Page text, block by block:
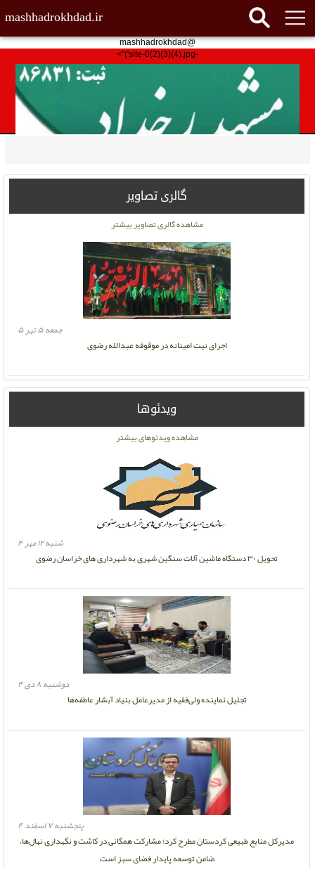
@mashhadrokhdad
mashhadrokhdad.ir
-site-0(2)(3)(4).jpg')">
گالری تصاویر
اجرای نیت امینانه در موقوفه عبدالله رضوی
جمعه ۵ تیر ۵
مشاهده گالری تصاویر بیشتر
ویدئوها
مدیرکل منابع طبیعی کردستان مطرح کرد؛ مشارکت همگانی در کاشت و نگهداری نهال‌ها،
ضامن توسعه پایدار فضای سبز است
پنجشنبه ۷ اسفند ۴
تجلیل نماینده ولی‌فقیه از مدیرعامل بنیاد آبشار عاطفه‌ها
دوشنبه ۸ دی ۴
تحویل ۳۰ دستگاه ماشین آلات سنگین شهری به شهرداری های خراسان رضوی
شنبه ۱۲ مهر ۴
مشاهده ویدئوهای بیشتر